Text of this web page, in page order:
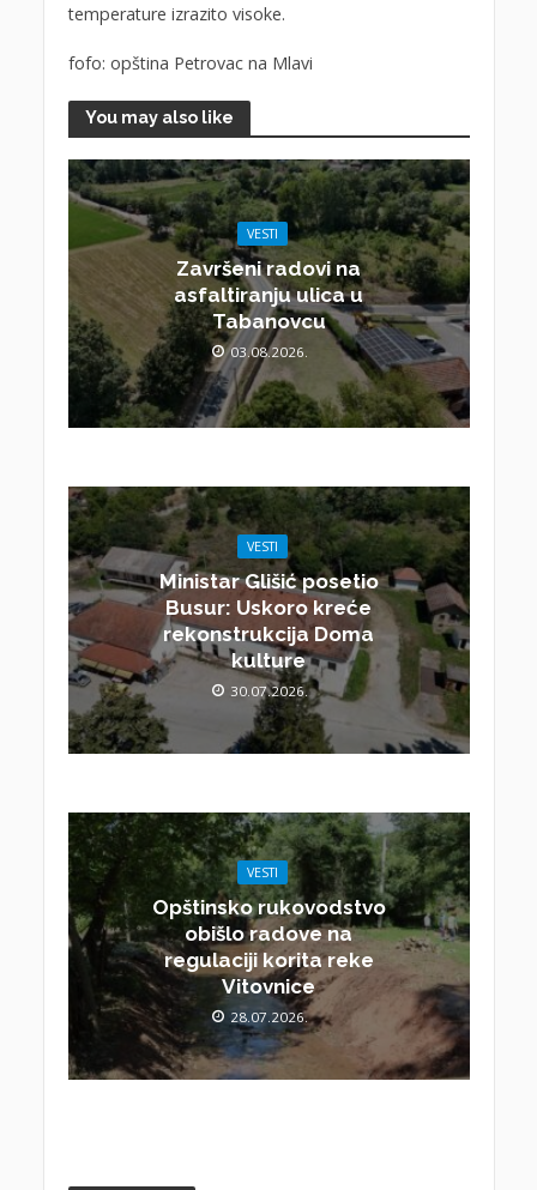
temperature izrazito visoke.
fofo: opština Petrovac na Mlavi
You may also like
VESTI
Završeni radovi na
asfaltiranju ulica u
Tabanovcu
03.08.2026.
VESTI
Ministar Glišić posetio
Busur: Uskoro kreće
rekonstrukcija Doma
kulture
30.07.2026.
VESTI
Opštinsko rukovodstvo
obišlo radove na
regulaciji korita reke
Vitovnice
28.07.2026.